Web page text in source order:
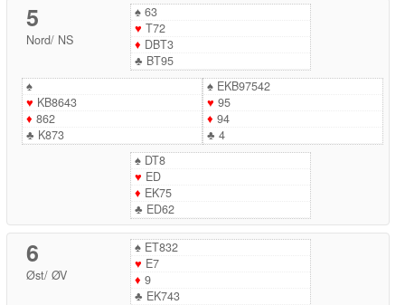
5
Nord/ NS
♠63
♥ T72
♦ DBT3
♣ BT95
♠
♥ KB8643
♦ 862
♣ K873
♠EKB97542
♥ 95
♦ 94
♣ 4
♠DT8
♥ ED
♦ EK75
♣ ED62
6
Øst/ ØV
♠ET832
♥ E7
♦ 9
♣ EK743